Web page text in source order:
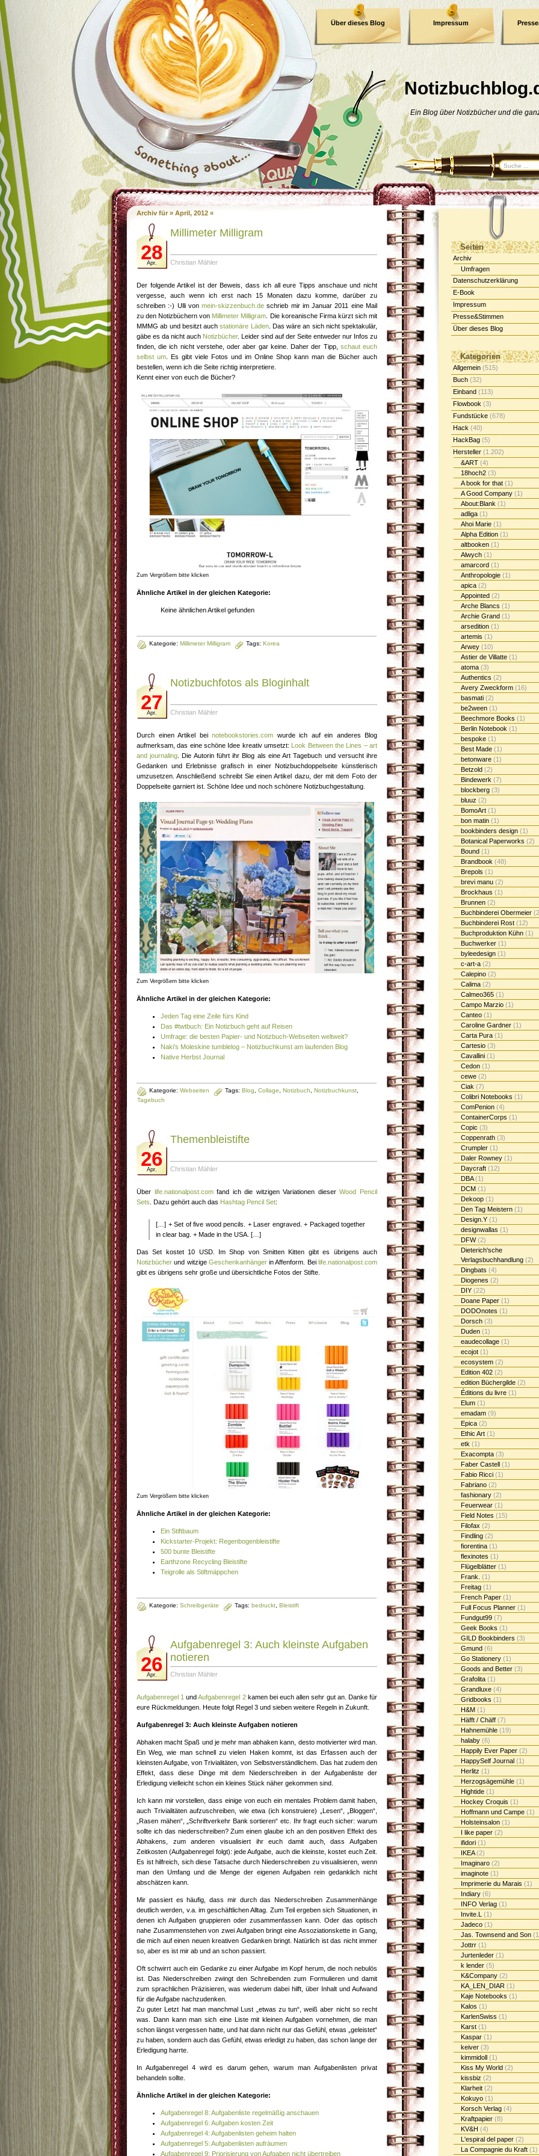
Ein Blog über Notizbücher und die
Über dieses Blog Impressum
Datenschutzerklärung
Archiv für » April, 2012 «
28
Apr.
Millimeter Milligram
Christian Mähler
Der folgende Artikel ist der Beweis, dass ich all eure Tipps anschaue und nicht
vergesse, auch wenn ich erst nach 15 Monaten dazu komme, darüber zu
schreiben :-) Ulli vonmein-skizzenbuch.de schrieb mir im Januar 2011 eine Mail
zu den Notizbüchern von Millimeter Milligram . Die koreanische Firma kürzt sich mit
MMMG ab und besitzt auchstationäre Läden. Das wäre an sich nicht spektakulär,
gäbe es da nicht auch Notizbücher. Leider sind auf der Seite entweder nur Infos zu
finden, die ich nicht verstehe, oder aber gar keine. Daher der Tipp, schaut euch
selbst um . Es gibt viele Fotos und im Online Shop kann man die Bücher auch
bestellen, wenn ich die Seite richtig interpretiere.
Kennt einer von euch die Bücher?
Zum Vergrößern bitte klicken
Ähnliche Artikel in der gleichen Kategorie:
Keine ähnlichen Artikel gefunden
Kategorie: Millimeter Milligram Tags: Korea
27
Apr.
Notizbuchfotos als Bloginhalt
Christian Mähler
Durch einen Artikel bei notebookstories.com wurde ich auf ein anderes Blog
aufmerksam, das eine schöne Idee kreativ umsetzt: Look Between the Lines – art
and journaling . Die Autorin führt ihr Blog als eine Art Tagebuch und versucht ihre
Gedanken und Erlebnisse grafisch in einer Notizbuchdoppelseite künstlerisch
umzusetzen. Anschließend schreibt Sie einen Artikel dazu, der mit dem Foto der
Doppelseite garniert ist. Schöne Idee und noch schönere Notizbuchgestaltung.
Zum Vergrößern bitte klicken
Ähnliche Artikel in der gleichen Kategorie:
Jeden Tag eine Zeile fürs Kind
Das #twtbuch: Ein Notizbuch geht auf Reisen
Umfrage: die besten Papier- und Notizbuch-Webseiten weltweit?
Naki’s Moleskine tumblelog – Notizbuchkunst am laufenden Blog
Native Herbst Journal
Kategorie: Webseiten Tags: Blog Collage Notizbuch Notizbuchkunst
Tagebuch
26
Apr.
Themenbleistifte
Christian Mähler
Über life.nationalpost.comfand ich die witzigen Variationen dieserWood Pencil
Sets . Dazu gehört auch das Hashtag Pencil Set:
[…] + Set of five wood pencils. + Laser engraved. + Packaged together
in clear bag. + Made in the USA. […]
Das Set kostet 10 USD. Im Shop von Smitten Kitten gibt es übrigens auch
Notizbücher und witzige Geschenkanhängerin Affenform. Beilife.nationalpost.com
gibt es übrigens sehr große und übersichtliche Fotos der Stifte.
Zum Vergrößern bitte klicken
Ähnliche Artikel in der gleichen Kategorie:
Ein Stiftbaum
Kickstarter-Projekt: Regenbogenbleistifte
500 bunte Bleistifte
Earthzone Recycling Bleistifte
Teigrolle als Stiftmäppchen
Kategorie: Schreibgeräte Tags: bedruckt, Bleistift
26
Apr.
Aufgabenregel 3: Auch kleinste Aufgaben
notieren
Christian Mähler
Aufgabenregel 1 undAufgabenregel 2kamen bei euch allen sehr gut an. Danke für
eure Rückmeldungen. Heute folgt Regel 3 und sieben weitere Regeln in Zukunft.
Aufgabenregel 3: Auch kleinste Aufgaben notieren
Abhaken macht Spaß und je mehr man abhaken kann, desto motivierter wird man.
Ein Weg, wie man schnell zu vielen Haken kommt, ist das Erfassen auch der
kleinsten Aufgabe, von Trivialitäten, von Selbstverständlichem. Das hat zudem den
Effekt, dass diese Dinge mit dem Niederschreiben in der Aufgabenliste der
Erledigung vielleicht schon ein kleines Stück näher gekommen sind.
Ich kann mir vorstellen, dass einige von euch ein mentales Problem damit haben,
auch Trivialitäten aufzuschreiben, wie etwa (ich konstruiere) „Lesen“, „Bloggen“,
„Rasen mähen“, „Schriftverkehr Bank sortieren“ etc. Ihr fragt euch sicher: warum
sollte ich das niederschreiben? Zum einen glaube ich an den positiven Effekt des
Abhakens, zum anderen visualisiert ihr euch damit auch, dass Aufgaben
Zeitkosten (Aufgabenregel folgt): jede Aufgabe, auch die kleinste, kostet euch Zeit.
Es ist hilfreich, sich diese Tatsache durch Niederschreiben zu visualisieren, wenn
man den Umfang und die Menge der eigenen Aufgaben rein gedanklich nicht
abschätzen kann.
Mir passiert es häufig, dass mir durch das Niederschreiben Zusammenhänge
deutlich werden, v.a. im geschäftlichen Alltag. Zum Teil ergeben sich Situationen, in
denen ich Aufgaben gruppieren oder zusammenfassen kann. Oder das optisch
nahe Zusammenstehen von zwei Aufgaben bringt eine Assoziationskette in Gang,
die mich auf einen neuen kreativen Gedanken bringt. Natürlich ist das nicht immer
so, aber es ist mir ab und an schon passiert.
Oft schwirrt auch ein Gedanke zu einer Aufgabe im Kopf herum, die noch nebulös
ist. Das Niederschreiben zwingt den Schreibenden zum Formulieren und damit
zum sprachlichen Präzisieren, was wiederum dabei hilft, über Inhalt und Aufwand
für die Aufgabe nachzudenken.
Zu guter Letzt hat man manchmal Lust „etwas zu tun“, weiß aber nicht so recht
was. Dann kann man sich eine Liste mit kleinen Aufgaben vornehmen, die man
schon längst vergessen hatte, und hat dann nicht nur das Gefühl, etwas „geleistet“
zu haben, sondern auch das Gefühl, etwas erledigt zu haben, das schon lange der
Erledigung harrte.
In Aufgabenregel 4 wird es darum gehen, warum man Aufgabenlisten privat
behandeln sollte.
Ähnliche Artikel in der gleichen Kategorie:
Aufgabenregel 8: Aufgabenliste regelmäßig anschauen
Aufgabenregel 6: Aufgaben kosten Zeit
Aufgabenregel 4: Aufgabenlisten geheim halten
Aufgabenregel 5: Aufgabenlisten aufräumen
Aufgabenregel 9: Priorisierung von Aufgaben nicht übertreiben
Seiten
Archiv
Umfragen
Datenschutzerklärung
E-Book
Impressum
Presse&Stimmen
Über dieses Blog
Kategorien
Allgemein (515)
Buch (32)
Einband (113)
Flowbook (3)
Fundstücke (678)
Hack (40)
HackBag (5)
Hersteller (1.202)
&ART (4)
18hoch2 (3)
A book for that (1)
A Good Company (1)
About:Blank (1)
adliga (1)
Ahoi Marie (1)
Alpha Edition (1)
altbooken (1)
Alwych (1)
amarcord (1)
Anthropologie (1)
apica (2)
Appointed (2)
Arche Blancs (1)
Archie Grand (1)
arsedition (1)
artemis (1)
Arwey (10)
Astier de Villatte (1)
atoma (3)
Authentics (2)
Avery Zweckform (16)
basmati (2)
be2ween (1)
Beechmore Books (1)
Berlin Notebook (1)
bespoke (1)
Best Made (1)
betonware (1)
Betzold (2)
Bindewerk (7)
blockberg (3)
bluuz (2)
BomoArt (1)
bon matin (1)
bookbinders design (1)
Botanical Paperworks (2)
Bound (1)
Brandbook (48)
Brepols (1)
brevi manu (2)
Brockhaus (1)
Brunnen (2)
Buchbinderei Obermeier
Buchbinderei Rost (12)
Buchproduktion Kühn (1)
Buchwerker (1)
byleedesign (1)
c-art-a (2)
Calepino (2)
Calima (2)
Calmeo365 (1)
Campo Marzio (1)
Canteo (1)
Caroline Gardner (1)
Carta Pura (1)
Cartesio (3)
Cavallini (1)
Cedon (1)
cewe (2)
Ciak (7)
Colibri Notebooks (1)
ComPenion (4)
ContainerCorps (1)
Copic (3)
Coppenrath (3)
Crumpler (1)
Daler Rowney (1)
Daycraft (12)
DBA(1)
DCM (1)
Dekoop (1)
Den Tag Meistern (1)
Design.Y (1)
designwallas (1)
DFW(2)
Dieterich'sche
Verlagsbuchhandlung (2)
Dingbats (4)
Diogenes (2)
DIY (22)
Doane Paper (1)
DODOnotes (1)
Dorsch (3)
Duden (1)
eaudecollage (1)
ecojot (1)
ecosystem (2)
Edition 402 (2)
edition Büchergilde (2)
Éditions du livre (1)
Elum (1)
emadam (9)
Epica (2)
Ethic Art (1)
etk (1)
Exacompta (3)
Faber Castell (1)
Fabio Ricci (1)
Fabriano (2)
fashionary (2)
Feuerwear (1)
Field Notes (15)
Filofax (2)
Findling (2)
fiorentina (1)
flexinotes (1)
Flügelblätter (1)
Frank. (1)
Freitag (1)
French Paper (1)
Full Focus Planner (1)
Fundgut99 (7)
Geek Books (1)
GILD Bookbinders (3)
Gmund (6)
Go Stationery (1)
Goods and Better (3)
Grafolita (1)
Grandluxe (4)
Gridbooks (1)
H&M (1)
Häfft / Chäff (7)
Hahnemühle (19)
halaby (6)
Happily Ever Paper (2)
HappySelf Journal (1)
Herlitz (1)
Herzogsägemühle (1)
Hightide (1)
Hockey Croquis (1)
Hoffmann und Campe (1)
Holsteinsalon (1)
I like paper (2)
ifidori (1)
IKEA(2)
Imaginaro (2)
imaginote (1)
Imprimerie du Marais (1)
Indiary (6)
INFO Verlag (1)
Invite.L (1)
Jadeco (1)
Jas. Townsend and Son
Jottrr (1)
Jurtenleder (1)
k lender (5)
K&Company (2)
KA_LEN_DIAR (1)
Kaje Notebooks (1)
Kalos (1)
KarlenSwiss (1)
Karst (1)
Kaspar (1)
keiver (3)
kimmidoll (1)
Kiss My World (2)
kissbiz (2)
Klarheit (2)
Kokuyo (1)
Korsch Verlag (4)
Kraftpapier (8)
KV&H (4)
L'espiral del paper (2)
La Compagnie du Kraft (1)